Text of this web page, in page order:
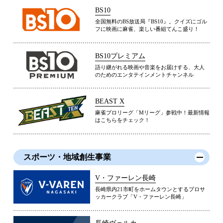
BS10
全国無料のBS放送局『BS10』。クイズにゴル
フに映画に麻雀、楽しい番組てんこ盛り！
BS10プレミアム
語り継がれる映画や音楽をお届けする、大人
のためのエンタテインメントチャンネル
BEAST X
麻雀プロリーグ「Mリーグ」参戦中！最新情報
はこちらをチェック！
スポーツ・地域創生事業
V・ファーレン長崎
長崎県内21市町をホームタウンとするプロサ
ッカークラブ「V・ファーレン長崎」